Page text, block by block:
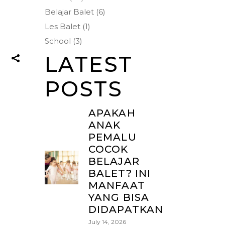
Belajar Balet(6)
Les Balet(1)
School (3)
LATEST
POSTS
APAKAH
ANAK
PEMALU
COCOK
BELAJAR
BALET? INI
MANFAAT
YANG BISA
DIDAPATKAN
July 14, 2026